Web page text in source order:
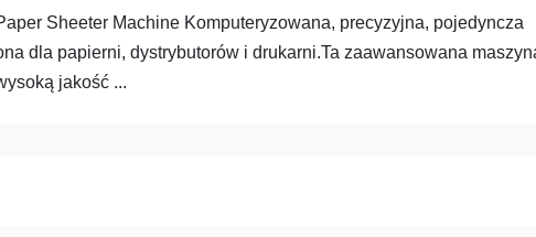
Sheeter Machine Komputeryzowana, precyzyjna, pojedyncza
dla papierni, dystrybutorów i drukarni.Ta zaawansowana
jakość ...